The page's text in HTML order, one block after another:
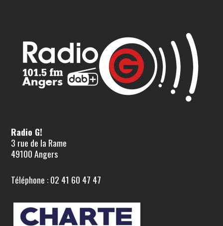
Radio G!
3 rue de la Rame
49100 Angers
Téléphone : 02 41 60 47 47